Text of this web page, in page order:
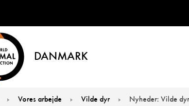
DANMARK
Vores arbejde Vilde dyr Nyheder: Vilde dyr